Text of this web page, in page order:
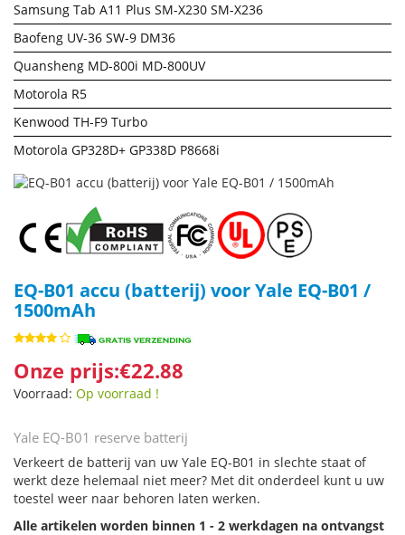
Samsung Tab A11 Plus SM-X230 SM-X236
Baofeng UV-36 SW-9 DM36
Quansheng MD-800i MD-800UV
Motorola R5
Kenwood TH-F9 Turbo
Motorola GP328D+ GP338D P8668i
EQ-B01 accu (batterij) voor Yale EQ-B01 /
1500mAh
Onze prijs:€22.88
Voorraad: Op voorraad !
Yale EQ-B01 reserve batterij
Verkeert de batterij van uw Yale EQ-B01 in slechte staat of
werkt deze helemaal niet meer? Met dit onderdeel kunt u uw
toestel weer naar behoren laten werken.
Alle artikelen worden binnen 1 - 2 werkdagen na ontvangst